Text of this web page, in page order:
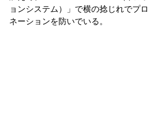
ョンシステム）」で横の捻じれでプロ
ネーションを防いでいる。